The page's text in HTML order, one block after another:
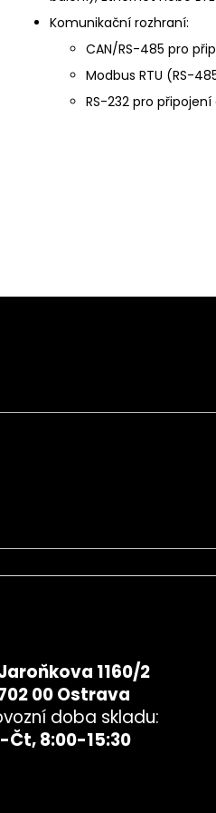
Komunikační rozhraní:
CAN/RS-485 pro
Modbus RTU (RS-
RS-232 pro
1160/2
00 Ostrava
doba skladu:
Čt, 8:00-15:30